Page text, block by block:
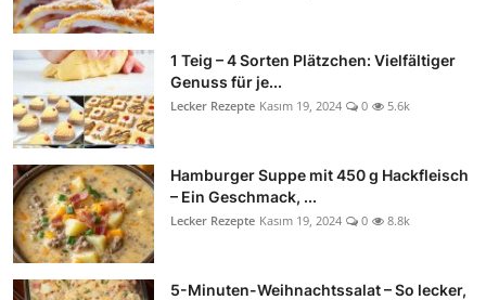
1 Teig – 4 Sorten Plätzchen: Vielfältiger
Genuss für je...
Lecker Rezepte Kasım 19, 2024 0 5.6k
Hamburger Suppe mit 450 g Hackfleisch
– Ein Geschmack, ...
Lecker Rezepte Kasım 19, 2024 0 8.8k
5-Minuten-Weihnachtssalat – So lecker,